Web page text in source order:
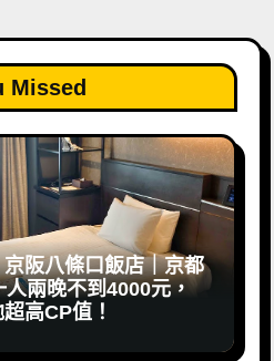
Missed
阪八條口飯店｜京都
兩晚不到4000元，
高CP值！